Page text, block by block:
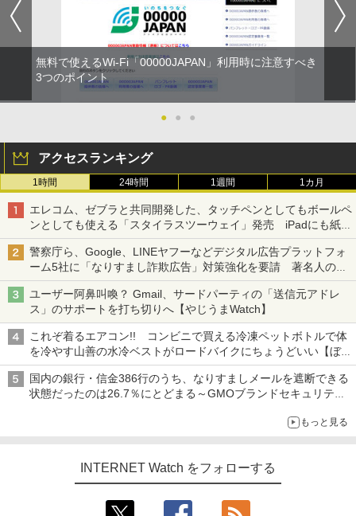
無料で使えるWi-Fi「00000JAPAN」利用時に注意すべき
3つのポイント
● ● ●
アクセスランキング
1時間 24時間 1週間 1カ月
エレコム、ゼブラと共同開発した、タッチペンとしてもボールペ
ンとしても使える「スタイラスツーウェイ」発売 iPadにも紙に
も、持ち替えずに書き込める
警察庁ら、Google、LINEヤフーなどデジタル広告プラットフォ
ーム5社に「なりすまし詐欺広告」対策強化を要請 著名人の写
真や映像を使った投資詐欺などへの対策として
ユーザー阿鼻叫喚？ Gmail、サードパーティの「送信元アドレ
ス」のサポートを打ち切りへ【やじうまWatch】
これぞ着るエアコン!! コンビニで買える冷凍ペットボトルで体
を冷やす山善の水冷ベストがロードバイクにちょうどいい【ぼっ
ち・ざ・ろーど！その14】【空いた時間でなにしてる？】
国内の銀行・信金386行のうち、なりすましメールを遮断できる
状態だったのは26.7％にとどまる～GMOブランドセキュリティ
もっと見る
INTERNET Watch をフォローする